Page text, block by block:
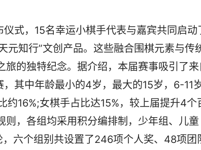
式，15名幸运小棋手代表与嘉宾共同启动
元知行”文创产品。这些融合围棋元素与传
的独特纪念。据介绍，本届赛事吸引了来
其中年龄最小的4岁，最大的15岁，6-11
约16%;女棋手占比达15%，较上届提升4个
，各组均采用积分编排制，少年组、儿童
六个组别共设置了246项个人奖、48项团